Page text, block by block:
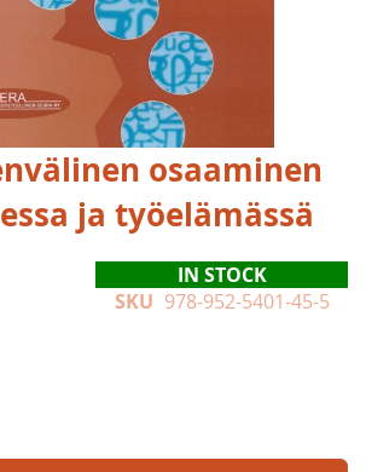
osaaminen
ja työelämässä
IN STOCK
SKU 978-952-5401-45-5